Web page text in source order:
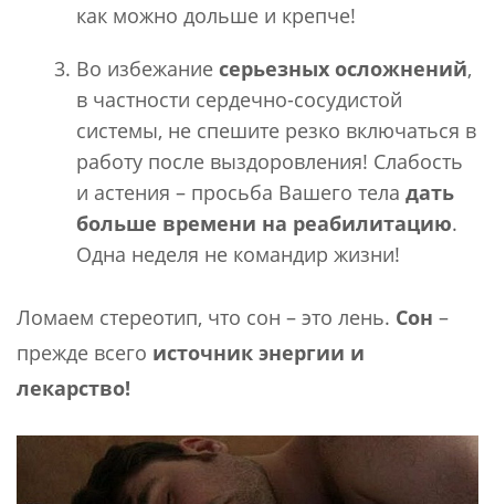
как можно дольше и крепче!
Во избежание серьезных осложнений,
в частности сердечно-сосудистой
системы, не спешите резко включаться в
работу после выздоровления! Слабость
и астения – просьба Вашего тела дать
больше времени на реабилитацию.
Одна неделя не командир жизни!
Ломаем стереотип, что сон – это лень. Сон –
прежде всего источник энергии и
лекарство!